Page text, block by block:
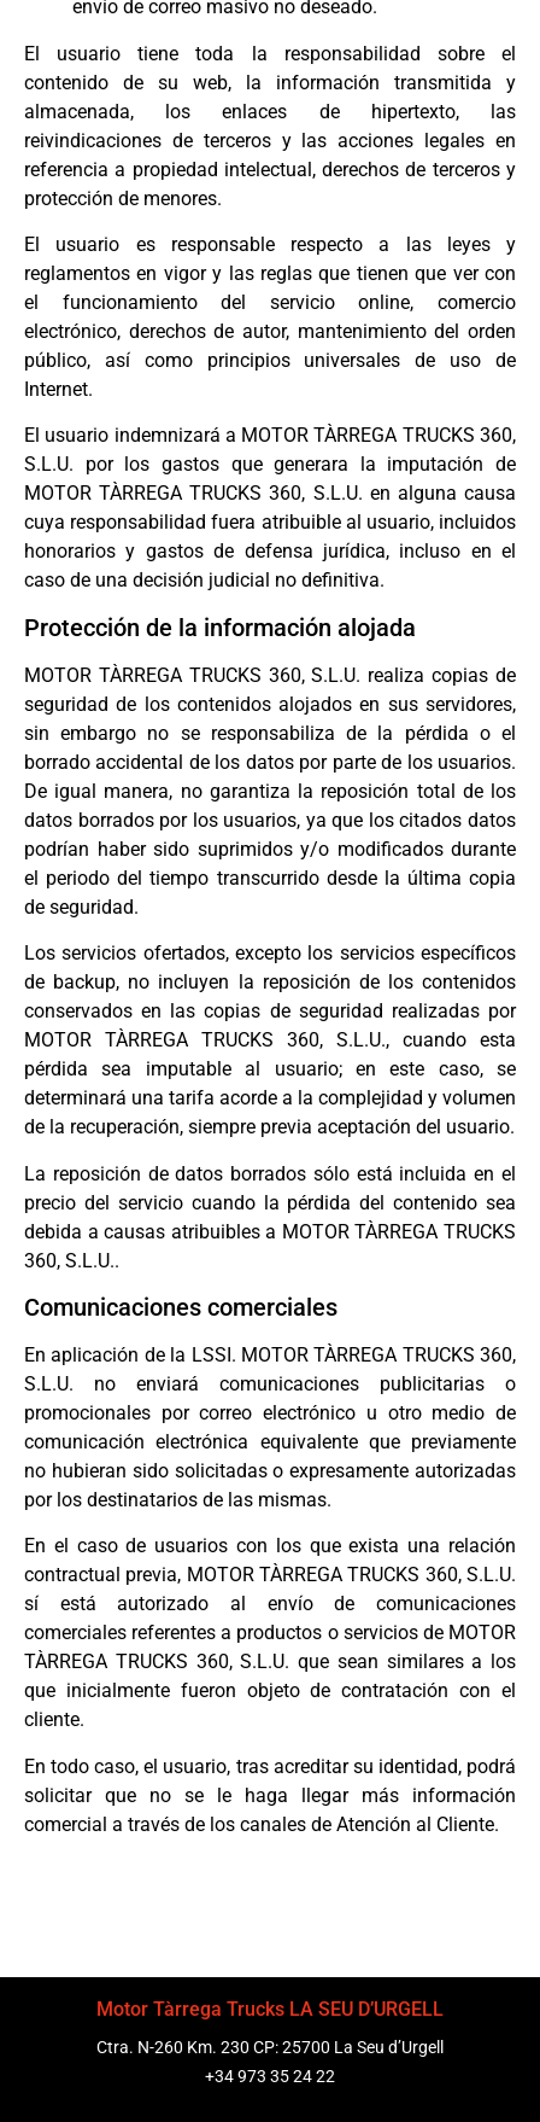
envío de correo masivo no deseado.
El usuario tiene toda la responsabilidad sobre el
contenido de su web, la información transmitida y
almacenada, los enlaces de hipertexto, las
reivindicaciones de terceros y las acciones legales en
referencia a propiedad intelectual, derechos de terceros y
protección de menores.
El usuario es responsable respecto a las leyes y
reglamentos en vigor y las reglas que tienen que ver con
el funcionamiento del servicio online, comercio
electrónico, derechos de autor, mantenimiento del orden
público, así como principios universales de uso de
Internet.
El usuario indemnizará a MOTOR TÀRREGA TRUCKS 360,
S.L.U. por los gastos que generara la imputación de
MOTOR TÀRREGA TRUCKS 360, S.L.U. en alguna causa
cuya responsabilidad fuera atribuible al usuario, incluidos
honorarios y gastos de defensa jurídica, incluso en el
caso de una decisión judicial no definitiva.
Protección de la información alojada
MOTOR TÀRREGA TRUCKS 360, S.L.U. realiza copias de
seguridad de los contenidos alojados en sus servidores,
sin embargo no se responsabiliza de la pérdida o el
borrado accidental de los datos por parte de los usuarios.
De igual manera, no garantiza la reposición total de los
datos borrados por los usuarios, ya que los citados datos
podrían haber sido suprimidos y/o modificados durante
el periodo del tiempo transcurrido desde la última copia
de seguridad.
Los servicios ofertados, excepto los servicios específicos
de backup, no incluyen la reposición de los contenidos
conservados en las copias de seguridad realizadas por
MOTOR TÀRREGA TRUCKS 360, S.L.U., cuando esta
pérdida sea imputable al usuario; en este caso, se
determinará una tarifa acorde a la complejidad y volumen
de la recuperación, siempre previa aceptación del usuario.
La reposición de datos borrados sólo está incluida en el
precio del servicio cuando la pérdida del contenido sea
debida a causas atribuibles a MOTOR TÀRREGA TRUCKS
360, S.L.U..
Comunicaciones comerciales
En aplicación de la LSSI. MOTOR TÀRREGA TRUCKS 360,
S.L.U. no enviará comunicaciones publicitarias o
promocionales por correo electrónico u otro medio de
comunicación electrónica equivalente que previamente
no hubieran sido solicitadas o expresamente autorizadas
por los destinatarios de las mismas.
En el caso de usuarios con los que exista una relación
contractual previa, MOTOR TÀRREGA TRUCKS 360, S.L.U.
sí está autorizado al envío de comunicaciones
comerciales referentes a productos o servicios de MOTOR
TÀRREGA TRUCKS 360, S.L.U. que sean similares a los
que inicialmente fueron objeto de contratación con el
cliente.
En todo caso, el usuario, tras acreditar su identidad, podrá
solicitar que no se le haga llegar más información
comercial a través de los canales de Atención al Cliente.
Motor Tàrrega Trucks LA SEU D’URGELL
Ctra. N-260 Km. 230 CP: 25700 La Seu d’Urgell
+34 973 35 24 22